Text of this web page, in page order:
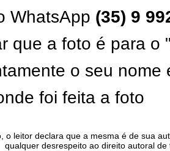
WhatsApp (35) 9
que a foto é para o
o seu nome
foi feita a foto
o leitor declara que a mesma é de sua
qualquer desrespeito ao direito autoral de